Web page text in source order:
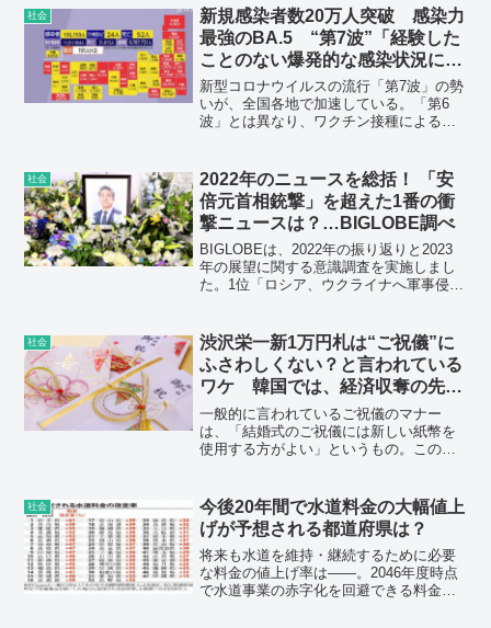
が欲しいなら「後悔」を捨てる。「自
信」が欲しいなら「甘え」を捨てる。
社会
新規感染者数20万人突破 感染力
最強のBA.5 “第7波”「経験した
ことのない爆発的な感染状況にな
る」 専門家も予測不能
新型コロナウイルスの流行「第7波」の勢
いが、全国各地で加速している。「第6
波」とは異なり、ワクチン接種による抑
クがある人でも入院がしにくくなってい
る。自宅療養者も10万1548人に上り、10
万人を初めて超え、過去最多となった。
専門家からは行動制限の実施を求める意
見が出始めた。
社会
2022年のニュースを総括！ 「安
倍元首相銃撃」を超えた1番の衝
撃ニュースは？…BIGLOBE調べ
BIGLOBEは、2022年の振り返りと2023
年の展望に関する意識調査を実施しまし
た。1位「ロシア、ウクライナへ軍事侵
高・円安」（32.7％）という結果に。
社会
渋沢栄一新1万円札は“ご祝儀”に
ふさわしくない？と言われている
ワケ 韓国では、経済収奪の先頭
に立った
一般的に言われているご祝儀のマナー
は、「結婚式のご祝儀には新しい紙幣を
使用する方がよい」というもの。この全
一体なぜ広まったのでしょうか。
社会
今後20年間で水道料金の大幅値上
げが予想される都道府県は？
将来も水道を維持・継続するために必要
な料金の値上げ率は――。2046年度時点
で水道事業の赤字化を回避できる料金水